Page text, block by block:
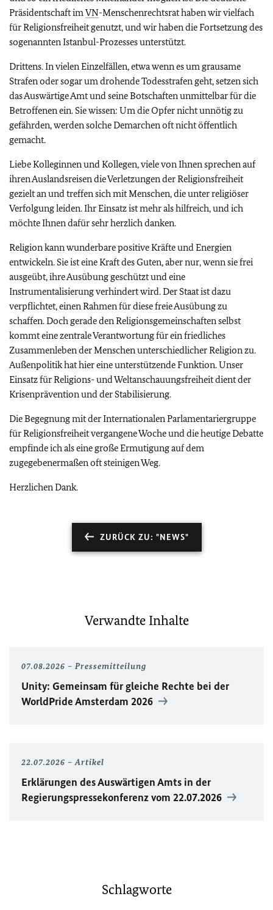
Präsidentschaft imVN-Menschenrechtsrat haben wir vielfach
für Religionsfreiheit genutzt, und wir haben die Fortsetzung des
sogenannten Istanbul-Prozesses unterstützt.
Drittens. In vielen Einzelfällen, etwa wenn es um grausame
Strafen oder sogar um drohende Todesstrafen geht, setzen sich
das Auswärtige Amt und seine Botschaften unmittelbar für die
Betroffenen ein. Sie wissen: Um die Opfer nicht unnötig zu
gefährden, werden solche Demarchen oft nicht öffentlich
gemacht.
Liebe Kolleginnen und Kollegen, viele von Ihnen sprechen auf
ihren Auslandsreisen die Verletzungen der Religionsfreiheit
gezielt an und treffen sich mit Menschen, die unter religiöser
Verfolgung leiden. Ihr Einsatz ist mehr als hilfreich, und ich
möchte Ihnen dafür sehr herzlich danken.
Religion kann wunderbare positive Kräfte und Energien
entwickeln. Sie ist eine Kraft des Guten, aber nur, wenn sie frei
ausgeübt, ihre Ausübung geschützt und eine
Instrumentalisierung verhindert wird. Der Staat ist dazu
verpflichtet, einen Rahmen für diese freie Ausübung zu
schaffen. Doch gerade den Religionsgemeinschaften selbst
kommt eine zentrale Verantwortung für ein friedliches
Zusammenleben der Menschen unterschiedlicher Religion zu.
Außenpolitik hat hier eine unterstützende Funktion. Unser
Einsatz für Religions- und Weltanschauungsfreiheit dient der
Krisenprävention und der Stabilisierung.
Die Begegnung mit der Internationalen Parlamentariergruppe
für Religionsfreiheit vergangene Woche und die heutige Debatte
empfinde ich als eine große Ermutigung auf dem
zugegebenermaßen oft steinigen Weg.
Herzlichen Dank.
ZURÜCK ZU: "NEWS"
Verwandte Inhalte
07.08.2026 Pressemitteilung
Unity: Gemeinsam für gleiche Rechte bei der
WorldPrideAmsterdam 2026
22.07.2026 Artikel
Erklärungen des Auswärtigen Amts in der
Regierungspressekonferenz vom 22.07.2026
Schlagworte